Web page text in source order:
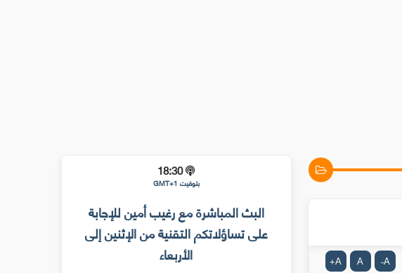
A
-
A
A
+
18:30
بتوقيت GMT+1
البث المباشرة مع رغيب أمين للإجابة
على تساؤلاتكم التقنية من الإثنين إلى
الأربعاء